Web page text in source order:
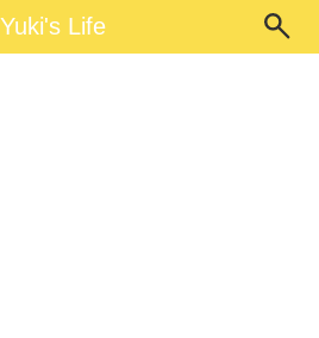
Yuki's Life